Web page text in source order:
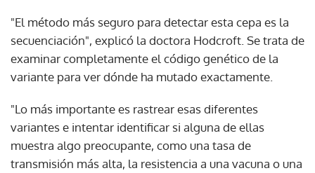
"El método más seguro para detectar esta cepa es la
secuenciación", explicó la doctora Hodcroft. Se trata de
examinar completamente el código genético de la
variante para ver dónde ha mutado exactamente.
"Lo más importante es rastrear esas diferentes
variantes e intentar identificar si alguna de ellas
muestra algo preocupante, como una tasa de
transmisión más alta, la resistencia a una vacuna o una